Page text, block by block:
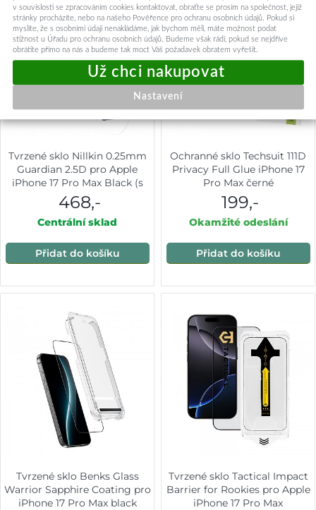
Tvrzené sklo Nillkin 0.25mm
Guardian 2.5D pro Apple
iPhone 17 Pro Max Black (s
aplikátorem)
468,-
Centrální sklad
Přidat do košíku
Ochranné sklo Techsuit 111D
Privacy Full Glue iPhone 17
Pro Max černé
199,-
Okamžité odeslání
Přidat do košíku
Tvrzené sklo Benks Glass
Warrior Sapphire Coating pro
iPhone 17 Pro Max black
Tvrzené sklo Tactical Impact
Barrier for Rookies pro Apple
iPhone 17 Pro Max
v souvislosti se zpracováním cookies kontaktovat, obraťte se prosím na společnost, jejíž
stránky procházíte, nebo na našeho Pověřence pro ochranu osobních údajů. Pokud si
myslíte, že s osobními údaji nenakládáme, jak bychom měli, máte možnost podat
stížnost u Úřadu pro ochranu osobních údajů. Budeme však rádi, pokud se nejdříve
obrátíte přímo na nás a budeme tak moct Váš požadavek obratem vyřešit.
Nastavení